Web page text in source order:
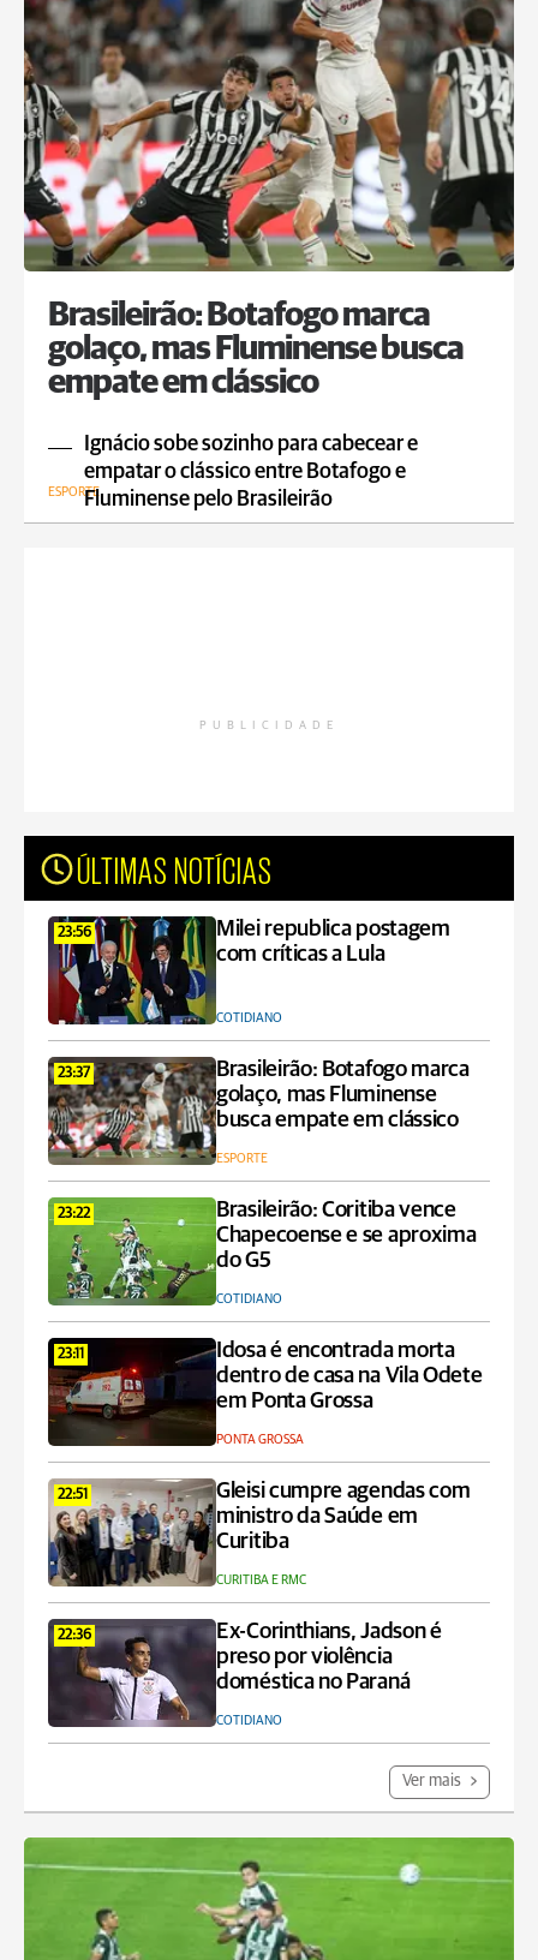
Brasileirão: Botafogo marca
golaço, mas Fluminense busca
empate em clássico
Ignácio sobe sozinho para cabecear e
empatar o clássico entre Botafogo e
Fluminense pelo Brasileirão
ESPORTE
PUBLICIDADE
ÚLTIMAS NOTÍCIAS
23:56
Milei republica postagem
com críticas a Lula
COTIDIANO
23:37
Brasileirão: Botafogo marca
golaço, mas Fluminense
busca empate em clássico
ESPORTE
23:22
Brasileirão: Coritiba vence
Chapecoense e se aproxima
do G5
COTIDIANO
23:11
Idosa é encontrada morta
dentro de casa na Vila Odete
em Ponta Grossa
PONTA GROSSA
22:51
Gleisi cumpre agendas com
ministro da Saúde em
Curitiba
CURITIBA E RMC
22:36
Ex-Corinthians, Jadson é
preso por violência
doméstica no Paraná
COTIDIANO
Ver mais